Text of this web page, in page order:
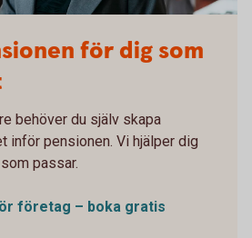
för dig som
behöver du själv skapa
inför pensionen. Vi hjälper dig
passar.
företag – boka gratis